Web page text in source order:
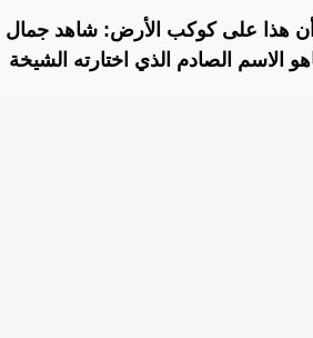
هذا على كوكب الأرض: ‏شاهد جمال
الاسم الصادم الذي اختارته الشيخة